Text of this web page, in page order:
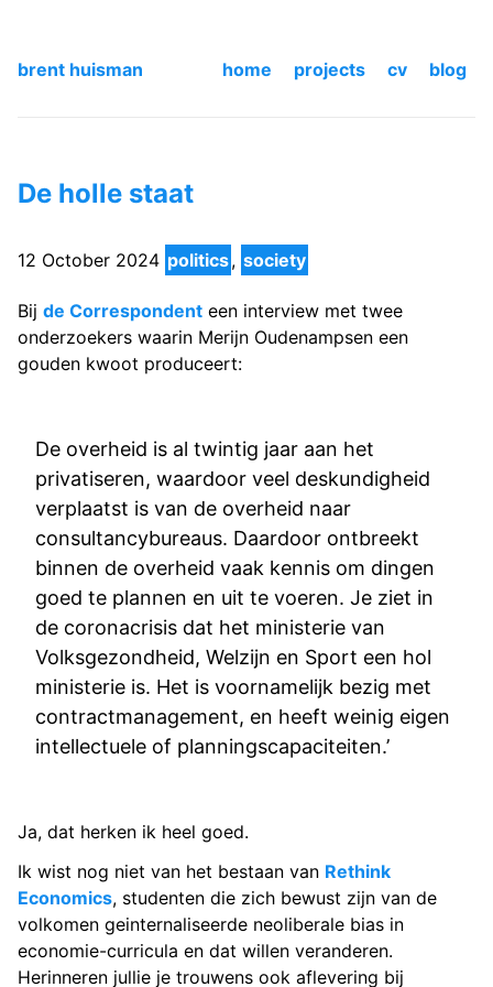
brent huisman home projects cv blog
De holle staat
12 October 2024 politics, society
Bij de Correspondent een interview met twee
onderzoekers waarin Merijn Oudenampsen een
gouden kwoot produceert:
De overheid is al twintig jaar aan het
privatiseren, waardoor veel deskundigheid
verplaatst is van de overheid naar
consultancybureaus. Daardoor ontbreekt
binnen de overheid vaak kennis om dingen
goed te plannen en uit te voeren. Je ziet in
de coronacrisis dat het ministerie van
Volksgezondheid, Welzijn en Sport een hol
ministerie is. Het is voornamelijk bezig met
contractmanagement, en heeft weinig eigen
intellectuele of planningscapaciteiten.’
Ja, dat herken ik heel goed.
Ik wist nog niet van het bestaan van Rethink
Economics, studenten die zich bewust zijn van de
volkomen geinternaliseerde neoliberale bias in
economie-curricula en dat willen veranderen.
Herinneren jullie je trouwens ook aflevering bij